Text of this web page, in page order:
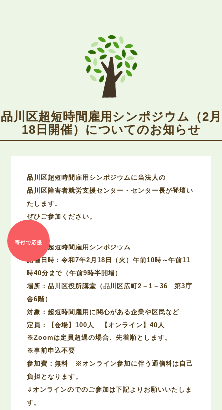
品川区超短時間雇用シンポジウム（2月
18日開催）についてのお知らせ
品川区超短時間雇用シンポジウムに当法人の
品川区障害者就労支援センター・センター長が登壇い
たします。
ぜひご参加ください。
品川区超短時間雇用シンポジウム
開催日時：令和7年2月18日（火）午前10時～午前11
時40分まで（午前9時半開場）
場所：品川区役所講堂（品川区広町2－1－36 第3庁
舎6階）
対象：超短時間雇用に関心がある企業や区民など
定員：【会場】100人 【オンライン】40人
※Zoomは定員超過の場合、先着順とします。
※事前申込不要
参加費：無料 ※オンライン参加に伴う通信料は自己
負担となります。
⇓オンラインのでのご参加は下記よりお願いいたしま
す。
寄付で応援